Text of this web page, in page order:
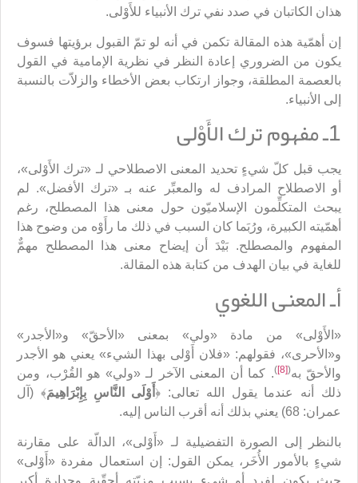
هذان الكاتبان في صدد نفي ترك الأنبياء للأَوْلى.
إن أهمّية هذه المقالة تكمن في أنه لو تمّ القبول برؤيتها فسوف
يكون من الضروري إعادة النظر في نظرية الإمامية في القول
بالعصمة المطلقة، وجواز ارتكاب بعض الأخطاء والزلاّت بالنسبة
إلى الأنبياء.
1ـ مفهوم ترك الأَوْلى
يجب قبل كلّ شيءٍ تحديد المعنى الاصطلاحي لـ «ترك الأَوْلى»،
أو الاصطلاح المرادف له والمعبِّر عنه بـ «ترك الأفضل». لم
يبحث المتكلِّمون الإسلاميّون حول معنى هذا المصطلح، رغم
أهمّيته الكبيرة، ورُبَما كان السبب في ذلك ما رأَوْه من وضوح هذا
المفهوم والمصطلح. بَيْدَ أن إيضاح معنى هذا المصطلح مهمٌّ
للغاية في بيان الهدف من كتابة هذه المقالة.
أـ المعنى اللغوي
«الأَوْلى» من مادة «ولي» بمعنى «الأحقّ» و«الأجدر»
و«الأحرى»، فقولهم: «فلان أَوْلى بهذا الشيء» يعني هو الأجدر
والأحقّ به(
[8]
). كما أن المعنى الآخر لـ «ولي» هو القُرْب، ومن
ذلك أنه عندما يقول الله تعالى: ﴿أَوْلَى النَّاسِ بِإِبْرَاهِيمَ﴾ (آل
عمران: 68) يعني بذلك أنه أقرب الناس إليه.
بالنظر إلى الصورة التفضيلية لـ «أَوْلى»، الدالّة على مقارنة
شيءٍ بالأمور الأُخَر، يمكن القول: إن استعمال مفردة «أَوْلى»